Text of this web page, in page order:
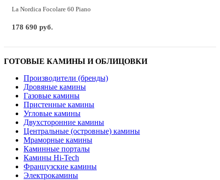
La Nordica Focolare 60 Piano
178 690 руб.
ГОТОВЫЕ КАМИНЫ И ОБЛИЦОВКИ
Производители (бренды)
Дровяные камины
Газовые камины
Пристенные камины
Угловые камины
Двухсторонние камины
Центральные (островные) камины
Мраморные камины
Каминные порталы
Камины Hi-Tech
Французские камины
Электрокамины